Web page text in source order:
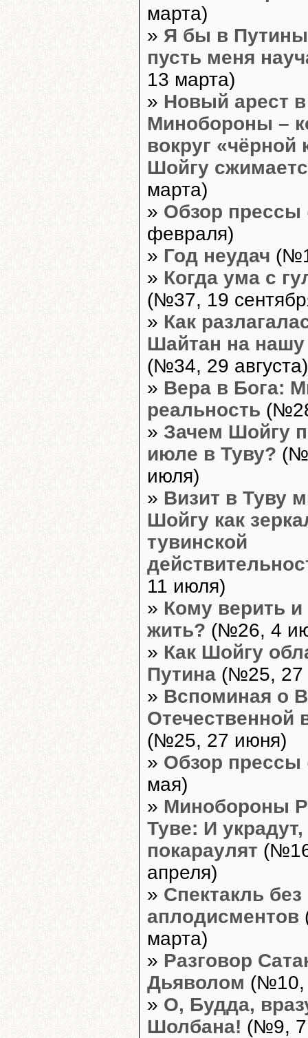
марта)
» Я бы в
пусть меня
13 марта)
» Новый арест в
Минобороны –
вокруг «чёрной
Шойгу
марта)
» Обзор прессы
февраля)
» Год неудач
» Когда ума с
(№37, 19
» Как
Шайтан на нашу
(№34, 29 августа)
» Вера в Бога:
реальность
» Зачем Шойгу
июле в Туву?
июля)
» Визит в Туву
Шойгу как
тувинской
11 июля)
» Кому верить и
жить? (№26, 4
» Как Шойгу
Путина (№25, 27
» Вспоминая о
Отечественной
(№25, 27 июня)
» Обзор прессы
мая)
» Минобороны
Туве: И украдут,
покараулят
апреля)
» Спектакль без
аплодисментов
марта)
» Разговор
Дьяволом (№10,
» О, Будда,
Шолбана! (№9, 7